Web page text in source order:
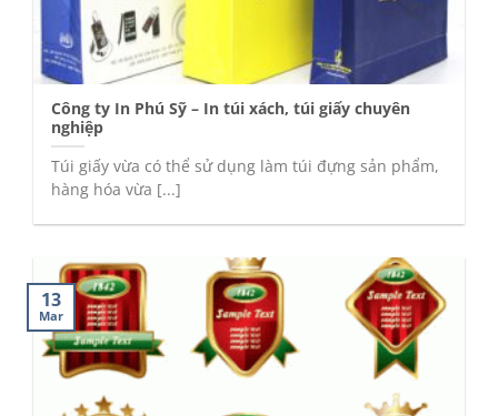
Công ty In Phú Sỹ – In túi xách, túi giấy chuyên
nghiệp
Túi giấy vừa có thể sử dụng làm túi đựng sản phẩm,
hàng hóa vừa [...]
13
Mar